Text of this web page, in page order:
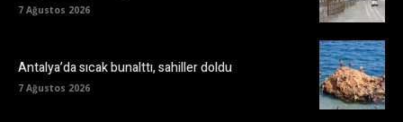
7 Ağustos 2026
Antalya’da sıcak bunalttı, sahiller doldu
7 Ağustos 2026